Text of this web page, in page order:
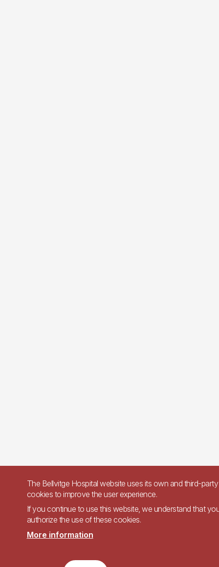
The Bellvitge Hospital website uses its own and third-party
cookies to improve the user experience.
If you continue to use this website, we understand that
authorize the use of these cookies.
More information